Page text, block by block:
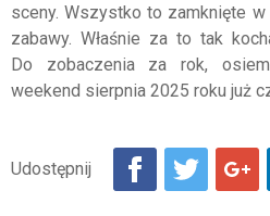
sceny. Wszystko to zamknięte
zabawy. Właśnie za to tak
Do zobaczenia za rok,
weekend sierpnia 2025 roku już